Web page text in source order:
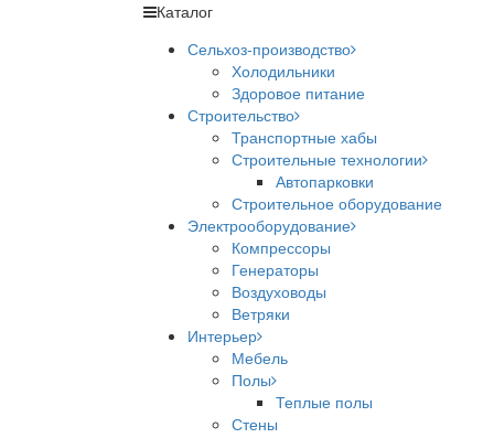
Каталог
Сельхоз-производство
Холодильники
Здоровое питание
Строительство
Транспортные хабы
Строительные технологии
Автопарковки
Строительное оборудование
Электрооборудование
Компрессоры
Генераторы
Воздуховоды
Ветряки
Интерьер
Мебель
Полы
Теплые полы
Стены